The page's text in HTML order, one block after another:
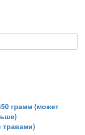
грамм (может
травами)